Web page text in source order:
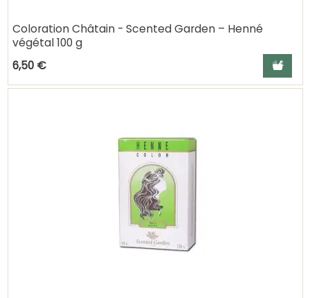
Coloration Châtain - Scented Garden – Henné
végétal 100 g
6,50 €
Ajouter